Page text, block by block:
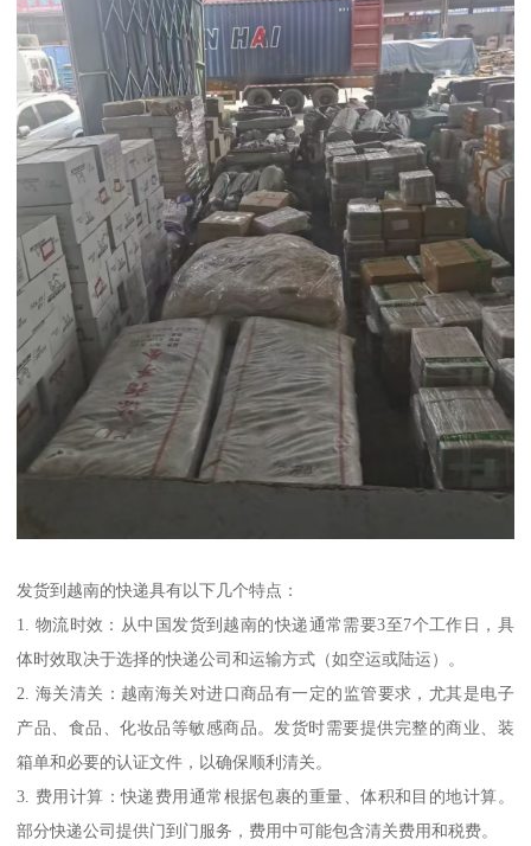
发货到越南的快递具有以下几个特点：
1. 物流时效：从中国发货到越南的快递通常需要3至7个工作日，具
体时效取决于选择的快递公司和运输方式（如空运或陆运）。
2. 海关清关：越南海关对进口商品有一定的监管要求，尤其是电子
产品、食品、化妆品等敏感商品。发货时需要提供完整的商业、装
箱单和必要的认证文件，以确保顺利清关。
3. 费用计算：快递费用通常根据包裹的重量、体积和目的地计算。
部分快递公司提供门到门服务，费用中可能包含清关费用和税费。